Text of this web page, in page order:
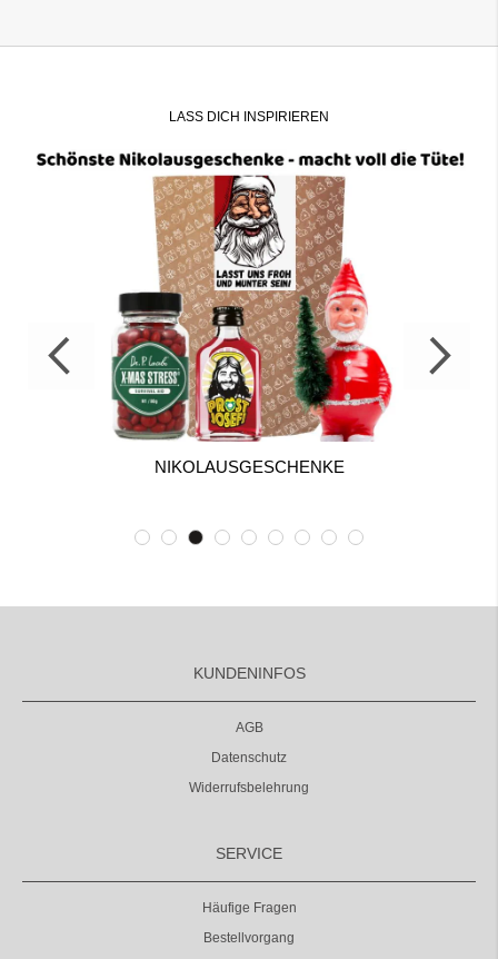
LASS DICH INSPIRIEREN
NIKOLAUSGESCHENKE
KUNDENINFOS
AGB
Datenschutz
Widerrufsbelehrung
SERVICE
Häufige Fragen
Bestellvorgang